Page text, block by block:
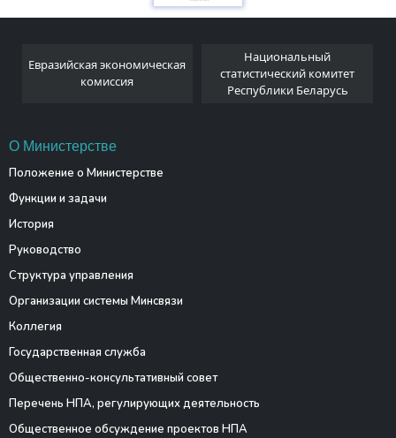
Евразийская экономическая
комиссия
Национальный
статистический комитет
Республики Беларусь
О Министерстве
Положение о Министерстве
Функции и задачи
История
Руководство
Структура управления
Организации системы Минсвязи
Коллегия
Государственная служба
Общественно-консультативный совет
Перечень НПА, регулирующих деятельность
Общественное обсуждение проектов НПА